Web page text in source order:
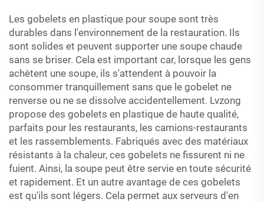
Les gobelets en plastique pour soupe sont très
durables dans l'environnement de la restauration. Ils
sont solides et peuvent supporter une soupe chaude
sans se briser. Cela est important car, lorsque les gens
achètent une soupe, ils s'attendent à pouvoir la
consommer tranquillement sans que le gobelet ne
renverse ou ne se dissolve accidentellement. Lvzong
propose des gobelets en plastique de haute qualité,
parfaits pour les restaurants, les camions-restaurants
et les rassemblements. Fabriqués avec des matériaux
résistants à la chaleur, ces gobelets ne fissurent ni ne
fuient. Ainsi, la soupe peut être servie en toute sécurité
et rapidement. Et un autre avantage de ces gobelets
est qu'ils sont légers. Cela permet aux serveurs d'en